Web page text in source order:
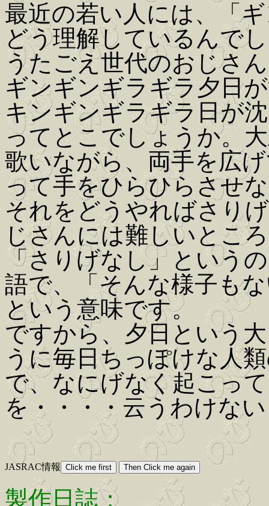
最近の若い人には、「
どう理解しているんで
うたごえ世代のおじさ
ギンギンギラギラ夕日
キンギンギラギラ日が
ってとこでしょうか。
歌いながら、両手を広
って手をひらひらさせ
それをどうやればさり
じさんには難しいとこ
「さりげなし」という
語で、「そんな様子も
という意味です。
ですから、夕日という
うに毎日ちっぽけな人
で、なにげなく起こっ
を・・・・云うわけな
JASRAC情報
製作日誌：